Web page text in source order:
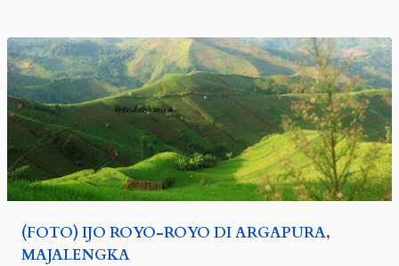
(FOTO) IJO ROYO-ROYO DI ARGAPURA,
MAJALENGKA